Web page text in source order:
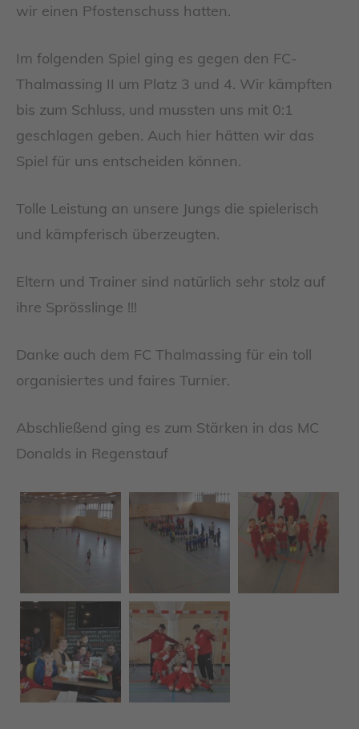
wir einen Pfostenschuss hatten.
Im folgenden Spiel ging es gegen den FC-
Thalmassing II um Platz 3 und 4. Wir kämpften
bis zum Schluss, und mussten uns mit 0:1
geschlagen geben. Auch hier hätten wir das
Spiel für uns entscheiden können.
Tolle Leistung an unsere Jungs die spielerisch
und kämpferisch überzeugten.
Eltern und Trainer sind natürlich sehr stolz auf
ihre Sprösslinge !!!
Danke auch dem FC Thalmassing für ein toll
organisiertes und faires Turnier.
Abschließend ging es zum Stärken in das MC
Donalds in Regenstauf